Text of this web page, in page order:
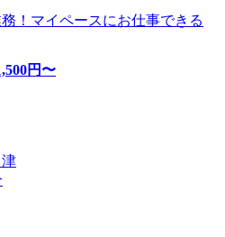
！マイペースにお仕事できる
円〜